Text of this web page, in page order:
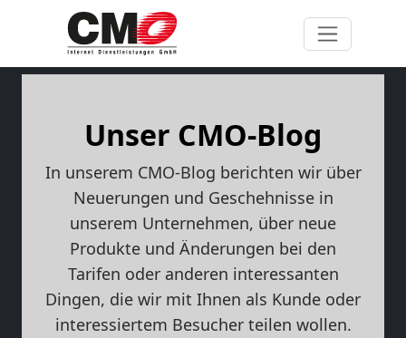
Unser CMO-Blog
In unserem CMO-Blog berichten wir über
Neuerungen und Geschehnisse in
unserem Unternehmen, über neue
Produkte und Änderungen bei den
Tarifen oder anderen interessanten
Dingen, die wir mit Ihnen als Kunde oder
interessiertem Besucher teilen wollen.